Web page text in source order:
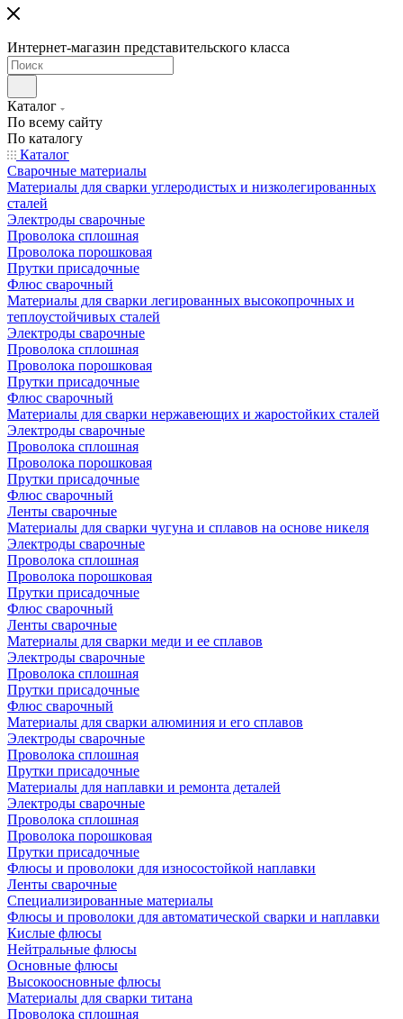
Интернет-магазин представительского класса
Каталог
По всему сайту
По каталогу
Каталог
Сварочные материалы
Материалы для сварки углеродистых и низколегированных
сталей
Электроды сварочные
Проволока сплошная
Проволока порошковая
Прутки присадочные
Флюс сварочный
Материалы для сварки легированных высокопрочных и
теплоустойчивых сталей
Электроды сварочные
Проволока сплошная
Проволока порошковая
Прутки присадочные
Флюс сварочный
Материалы для сварки нержавеющих и жаростойких сталей
Электроды сварочные
Проволока сплошная
Проволока порошковая
Прутки присадочные
Флюс сварочный
Ленты сварочные
Материалы для сварки чугуна и сплавов на основе никеля
Электроды сварочные
Проволока сплошная
Проволока порошковая
Прутки присадочные
Флюс сварочный
Ленты сварочные
Материалы для сварки меди и ее сплавов
Электроды сварочные
Проволока сплошная
Прутки присадочные
Флюс сварочный
Материалы для сварки алюминия и его сплавов
Электроды сварочные
Проволока сплошная
Прутки присадочные
Материалы для наплавки и ремонта деталей
Электроды сварочные
Проволока сплошная
Проволока порошковая
Прутки присадочные
Флюсы и проволоки для износостойкой наплавки
Ленты сварочные
Специализированные материалы
Флюсы и проволоки для автоматической сварки и наплавки
Кислые флюсы
Нейтральные флюсы
Основные флюсы
Высокоосновные флюсы
Материалы для сварки титана
Проволока сплошная